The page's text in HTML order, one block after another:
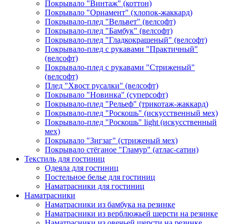
Покрывало "Винтаж" (коттон)
Покрывало "Орнамент" (хлопок-жаккард)
Покрывало-плед "Вельвет" (велсофт)
Покрывало-плед "Бамбук" (велсофт)
Покрывало-плед "Гладкокрашеный" (велсофт)
Покрывало-плед с рукавами "Практичный"
(велсофт)
Покрывало-плед с рукавами "Стриженый"
(велсофт)
Плед "Хвост русалки" (велсофт)
Покрывало "Новинка" (суперсофт)
Покрывало-плед "Рельеф" (трикотаж-жаккард)
Покрывало-плед "Роскошь" (искусственный мех)
Покрывало-плед "Роскошь" light (искусственный
мех)
Покрывало "Зигзаг" (стриженый мех)
Покрывало стёганое "Гламур" (атлас-сатин)
Текстиль для гостиниц
Одеяла для гостиниц
Постельное белье для гостиниц
Наматрасники для гостиниц
Наматрасники
Наматрасники из бамбука на резинке
Наматрасники из верблюжьей шерсти на резинке